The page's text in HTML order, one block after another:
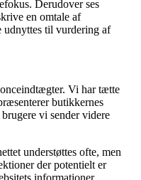
Derudover ses
en omtale af
udnyttes til vurdering af
Vi har tætte
butikkernes
vi sender videre
understøttes ofte, men
der potentielt er
informationer.